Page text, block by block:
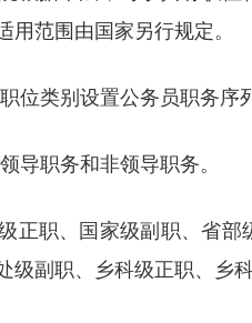
范围由国家另行规定。
位类别设置公务员职务序
导职务和非领导职务。
正职、国家级副职、省
级副职、乡科级正职、乡